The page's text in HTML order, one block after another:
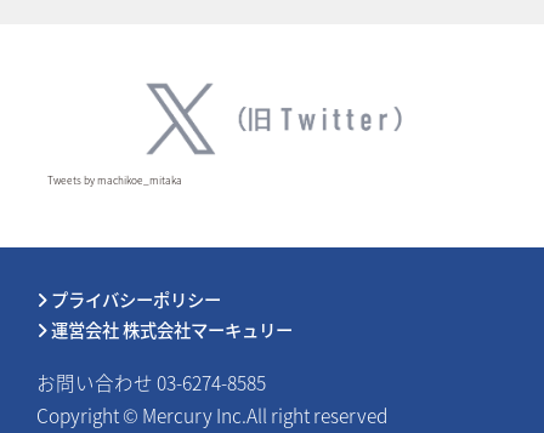
Tweets by machikoe_mitaka
プライバシーポリシー
運営会社 株式会社マーキュリー
お問い合わせ 03-6274-8585
Copyright © Mercury Inc.All right reserved